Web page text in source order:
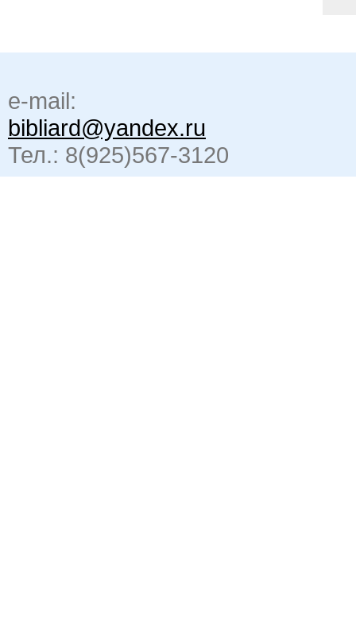
e-mail:
bibliard@yandex.ru
Тел.: 8(925)567-3120